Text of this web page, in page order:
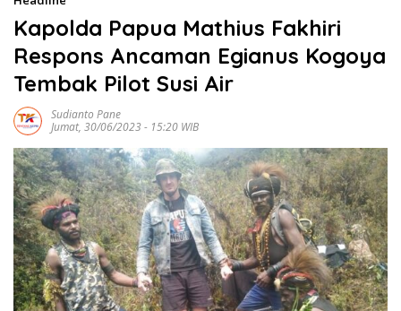
Kapolda Papua Mathius Fakhiri
Respons Ancaman Egianus Kogoya
Tembak Pilot Susi Air
Sudianto Pane
Jumat, 30/06/2023 - 15:20 WIB